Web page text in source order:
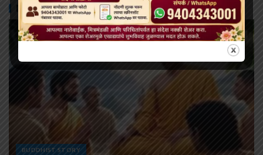
MORE STORIES
BUDDHIST STORY